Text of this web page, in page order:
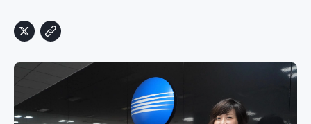
新規開発サービス
パッケージ開発